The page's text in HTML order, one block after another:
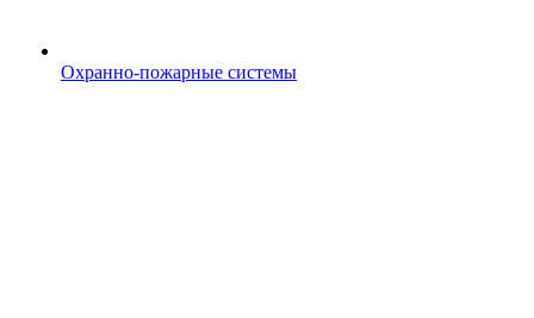
Охранно-пожарные системы